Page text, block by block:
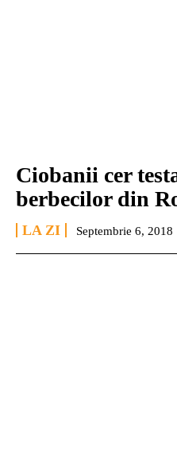
Ciobanii cer
berbecilor din
LA ZI Septembrie 6, 2018